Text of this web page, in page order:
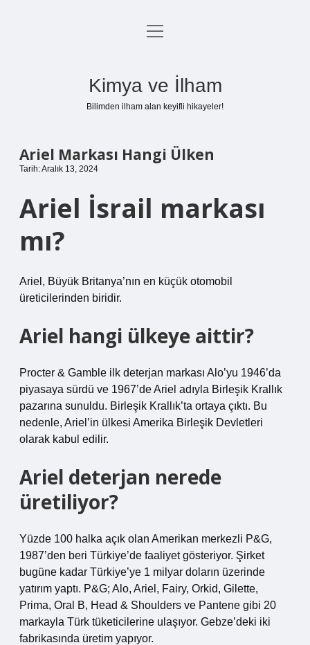
Anasayfa
menüyü
Kimya ve İlham
Bilimden ilham alan keyifli hikayeler!
Ariel Markası Hangi Ülken
Tarih: Aralık 13, 2024
Ariel İsrail markası
mı?
Ariel, Büyük Britanya’nın en küçük otomobil
üreticilerinden biridir.
Ariel hangi ülkeye aittir?
Procter & Gamble ilk deterjan markası Alo’yu 1946’da
piyasaya sürdü ve 1967’de Ariel adıyla Birleşik Krallık
pazarına sunuldu. Birleşik Krallık’ta ortaya çıktı. Bu
nedenle, Ariel’in ülkesi Amerika Birleşik Devletleri
olarak kabul edilir.
Ariel deterjan nerede
üretiliyor?
Yüzde 100 halka açık olan Amerikan merkezli P&G,
1987’den beri Türkiye’de faaliyet gösteriyor. Şirket
bugüne kadar Türkiye’ye 1 milyar doların üzerinde
yatırım yaptı. P&G; Alo, Ariel, Fairy, Orkid, Gilette,
Prima, Oral B, Head & Shoulders ve Pantene gibi 20
markayla Türk tüketicilerine ulaşıyor. Gebze’deki iki
fabrikasında üretim yapıyor.